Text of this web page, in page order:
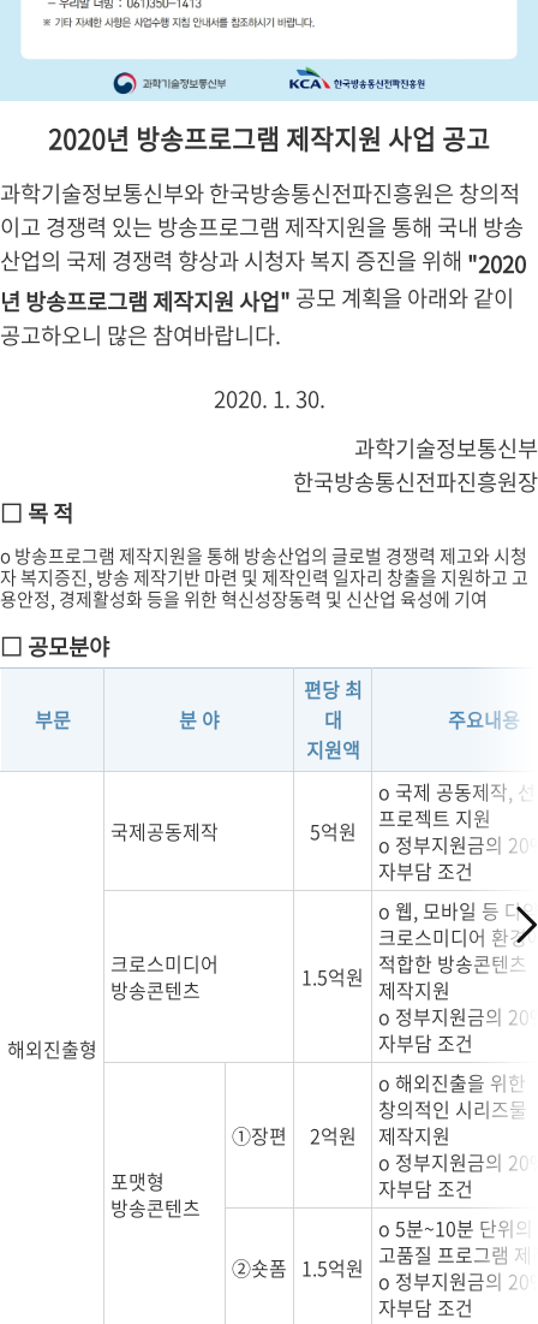
2020년 방송프로그램 제작지원 사업 공고
과학기술정보통신부와 한국방송통신전파진흥원은 창의적
이고 경쟁력 있는 방송프로그램 제작지원을 통해 국내 방송
산업의 국제 경쟁력 향상과 시청자 복지 증진을 위해 "2020
년 방송프로그램 제작지원 사업" 공모 계획을 아래와 같이
공고하오니 많은 참여바랍니다.
2020. 1. 30.
과학기술정보통신부
한국방송통신전파진흥원장
□ 목 적
o 방송프로그램 제작지원을 통해 방송산업의 글로벌 경쟁력 제고와 시청
자 복지증진, 방송 제작기반 마련 및 제작인력 일자리 창출을 지원하고 고
용안정, 경제활성화 등을 위한 혁신성장동력 및 신산업 육성에 기여
□ 공모분야
부문 분 야
편당 최
대
지원액
주요내용
해외진출형
국제공동제작 5억원
o 국제 공동제작,
프로젝트 지원
o 정부지원금의
자부담 조건
크로스미디어
방송콘텐츠
1.5억원
o 웹, 모바일 등 다
크로스미디어 환경
적합한 방송콘텐츠
제작지원
o 정부지원금의
자부담 조건
포맷형
방송콘텐츠
①장편 2억원
o 해외진출을 위한
창의적인 시리즈물
제작지원
o 정부지원금의
자부담 조건
②숏폼 1.5억원
o 5분~10분 단위의
고품질 프로그램
o 정부지원금의
자부담 조건